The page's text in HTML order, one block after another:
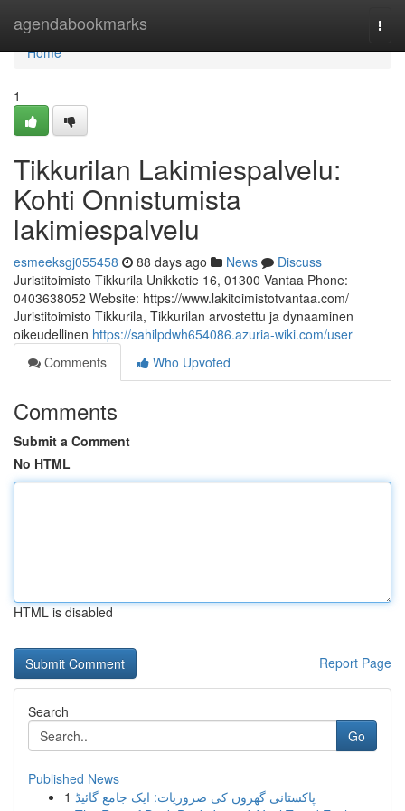
agendabookmarks
Home
Home
1
Tikkurilan Lakimiespalvelu:
Kohti Onnistumista
lakimiespalvelu
esmeeksgj055458 88 days ago News
Discuss
Juristitoimisto Tikkurila Unikkotie 16, 01300 Vantaa Phone:
0403638052 Website: https://www.lakitoimistotvantaa.com/
Juristitoimisto Tikkurila, Tikkurilan arvostettu ja dynaaminen
oikeudellinen https://sahilpdwh654086.azuria-wiki.com/user
Comments
Who Upvoted
Comments
Submit a Comment
No HTML
HTML is disabled
Report Page
Search
Go
Published News
1 پاکستانی گھروں کی ضروریات: ایک جامع گائیڈ